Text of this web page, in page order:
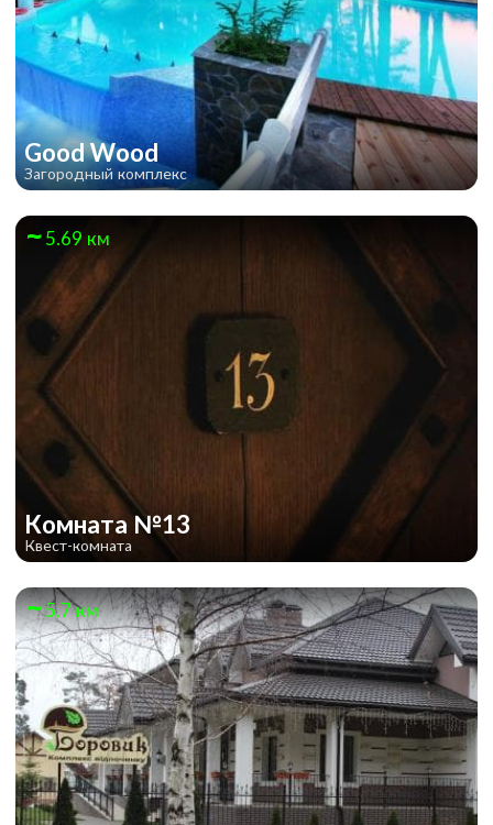
Good Wood
Загородный комплекс
5.69 км
Комната №13
Квест-комната
5.7 км